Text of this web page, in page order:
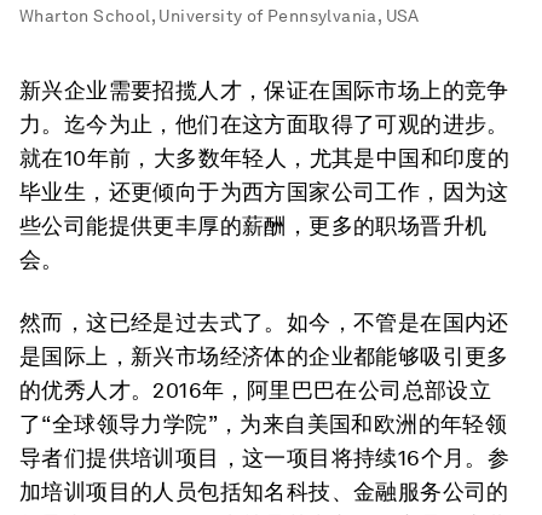
Wharton School, University of Pennsylvania, USA
新兴企业需要招揽人才，保证在国际市场上的竞争
力。迄今为止，他们在这方面取得了可观的进步。
就在10年前，大多数年轻人，尤其是中国和印度的
毕业生，还更倾向于为西方国家公司工作，因为这
些公司能提供更丰厚的薪酬，更多的职场晋升机
会。
然而，这已经是过去式了。如今，不管是在国内还
是国际上，新兴市场经济体的企业都能够吸引更多
的优秀人才。2016年，阿里巴巴在公司总部设立
了“全球领导力学院”，为来自美国和欧洲的年轻领
导者们提供培训项目，这一项目将持续16个月。参
加培训项目的人员包括知名科技、金融服务公司的